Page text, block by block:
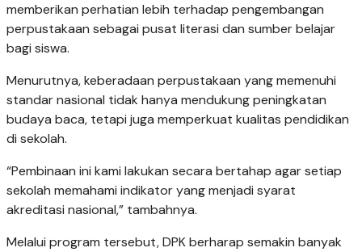
memberikan perhatian lebih terhadap pengembangan
perpustakaan sebagai pusat literasi dan sumber belajar
bagi siswa.
Menurutnya, keberadaan perpustakaan yang memenuhi
standar nasional tidak hanya mendukung peningkatan
budaya baca, tetapi juga memperkuat kualitas pendidikan
di sekolah.
“Pembinaan ini kami lakukan secara bertahap agar setiap
sekolah memahami indikator yang menjadi syarat
akreditasi nasional,” tambahnya.
Melalui program tersebut, DPK berharap semakin banyak